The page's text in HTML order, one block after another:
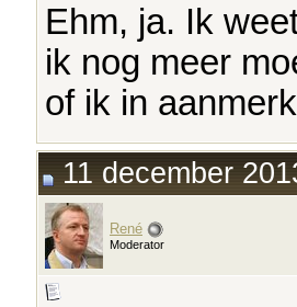
Ehm, ja. Ik
ik nog meer
of ik in
11 december
René
Moderator